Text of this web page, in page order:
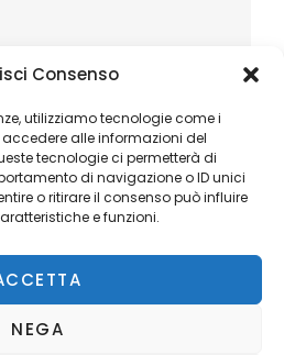
Consenso
utilizziamo tecnologie come i
alle informazioni del
tecnologie ci permetterà di
di navigazione o ID unici
o ritirare il consenso può influire
e funzioni.
NEGA